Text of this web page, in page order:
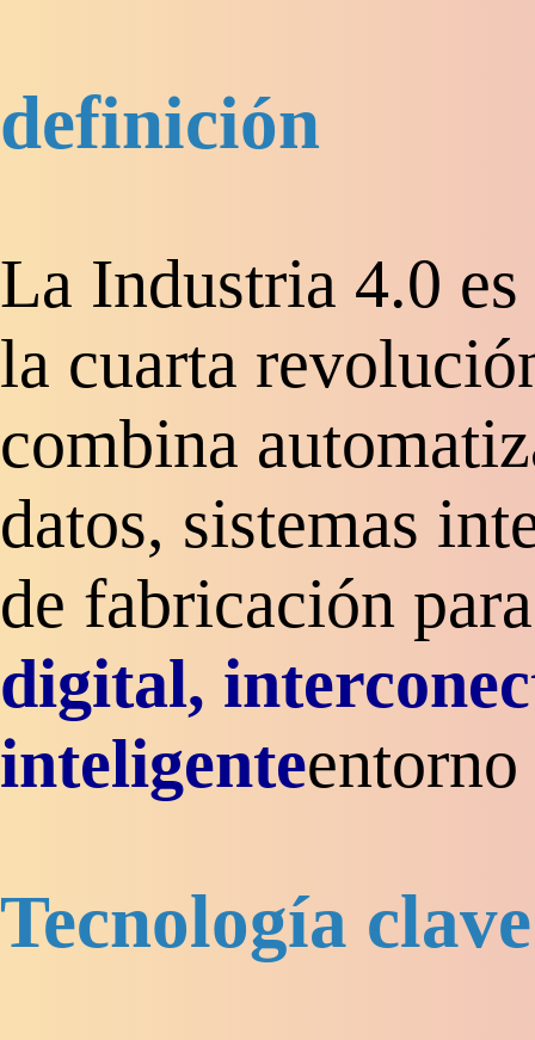
definición
La Industria 4.0
la cuarta
combina
datos, sistemas
de fabricación
digital,
inteligente
Tecnología clave